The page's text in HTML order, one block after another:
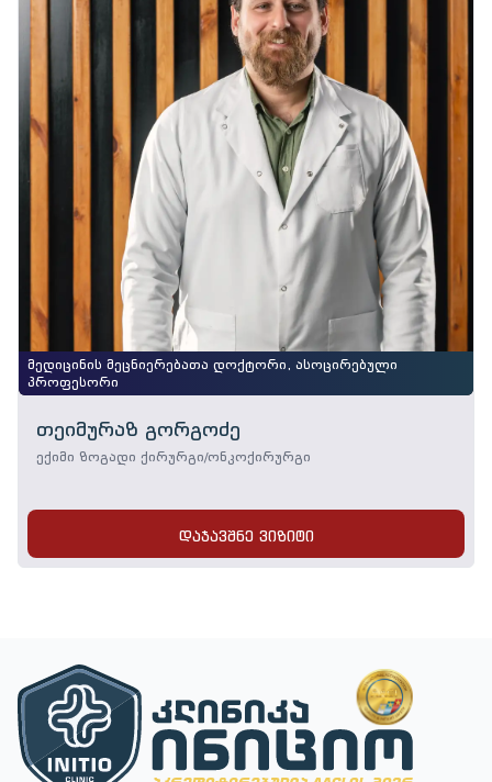
მედიცინის მეცნიერებათა დოქტორი, ასოცირებული
პროფესორი
თეიმურაზ გორგოძე
ექიმი ზოგადი ქირურგი/ონკოქირურგი
დაჯავშნე ვიზიტი